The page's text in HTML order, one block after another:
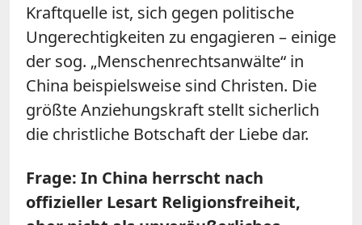
Kraftquelle ist, sich gegen politische
Ungerechtigkeiten zu engagieren – einige
der sog. „Menschenrechtsanwälte“ in
China beispielsweise sind Christen. Die
größte Anziehungskraft stellt sicherlich
die christliche Botschaft der Liebe dar.
Frage: In China herrscht nach
offizieller Lesart Religionsfreiheit,